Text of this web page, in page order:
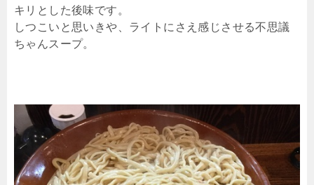
キリとした後味です。
しつこいと思いきや、ライトにさえ感じさせる不思議
ちゃんスープ。